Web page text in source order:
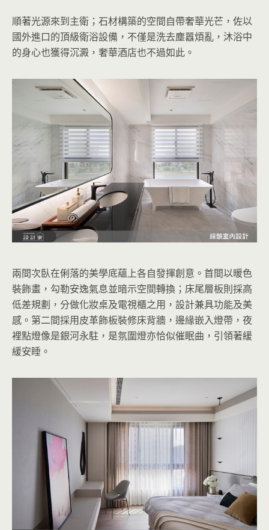
順著光源來到主衛；石材構築的空間自帶奢華光芒，佐以
國外進口的頂級衛浴設備，不僅是洗去塵囂煩亂，沐浴中
的身心也獲得沉澱，奢華酒店也不過如此。
兩間次臥在俐落的美學底蘊上各自發揮創意。首間以暖色
裝飾畫，勾勒安逸氣息並暗示空間轉換；床尾層板則採高
低差規劃，分做化妝桌及電視櫃之用，設計兼具功能及美
感。第二間採用皮革飾板裝修床背牆，邊緣嵌入燈帶，夜
裡點燈像是銀河永駐，是氛圍燈亦恰似催眠曲，引領著緩
緩安睡。